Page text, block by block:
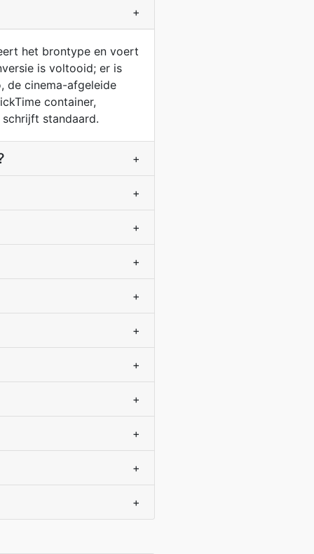
+
het brontype en voert
is voltooid; er is
de cinema-afgeleide
container,
standaard.
+
+
+
+
+
+
+
+
+
+
+